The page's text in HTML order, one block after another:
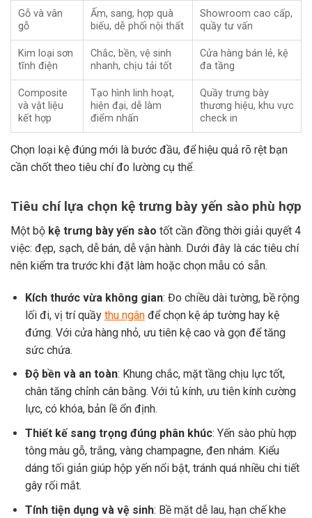
Gỗ và vân
gỗ
Ấm, sang, hợp quà
biếu, dễ phối nội thất
Showroom cao cấp,
quầy tư vấn
Kim loại sơn
tĩnh điện
Chắc, bền, vệ sinh
nhanh, chịu tải tốt
Cửa hàng bán lẻ, kệ
đa tầng
Composite
và vật liệu
kết hợp
Tạo hình linh hoạt,
hiện đại, dễ làm
điểm nhấn
Quầy trưng bày
thương hiệu, khu vực
check in
Chọn loại kệ đúng mới là bước đầu, để hiệu quả rõ rệt bạn
cần chốt theo tiêu chí đo lường cụ thể.
Tiêu chí lựa chọn kệ trưng bày yến sào phù hợp
Một bộ kệ trưng bày yến sào tốt cần đồng thời giải quyết 4
việc: đẹp, sạch, dễ bán, dễ vận hành. Dưới đây là các tiêu chí
nên kiểm tra trước khi đặt làm hoặc chọn mẫu có sẵn.
Kích thước vừa không gian: Đo chiều dài tường, bề rộng
lối đi, vị trí quầy thu ngânđể chọn kệ áp tường hay kệ
đứng. Với cửa hàng nhỏ, ưu tiên kệ cao và gọn để tăng
sức chứa.
Độ bền và an toàn: Khung chắc, mặt tầng chịu lực tốt,
chân tăng chỉnh cân bằng. Với tủ kính, ưu tiên kính cường
lực, có khóa, bản lề ổn định.
Thiết kế sang trọng đúng phân khúc: Yến sào phù hợp
tông màu gỗ, trắng, vàng champagne, đen nhám. Kiểu
dáng tối giản giúp hộp yến nổi bật, tránh quá nhiều chi tiết
gây rối mắt.
Tính tiện dụng và vệ sinh: Bề mặt dễ lau, hạn chế khe